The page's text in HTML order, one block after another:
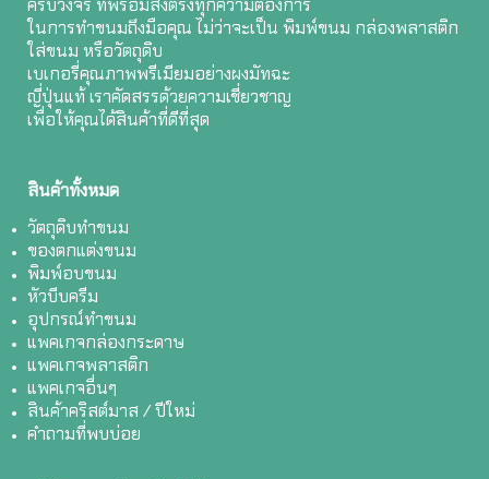
ครบวงจร ที่พร้อมส่งตรงทุกความต้องการ
ในการทำขนมถึงมือคุณ ไม่ว่าจะเป็น พิมพ์ขนม กล่องพลาสติก
ใส่ขนม หรือวัตถุดิบ
เบเกอรี่คุณภาพพรีเมียมอย่างผงมัทฉะ
ญี่ปุ่นแท้ เราคัดสรรด้วยความเชี่ยวชาญ
เพื่อให้คุณได้สินค้าที่ดีที่สุด
สินค้าทั้งหมด
วัตถุดิบทำขนม
ของตกแต่งขนม
พิมพ์อบขนม
หัวบีบครีม
อุปกรณ์ทำขนม
แพคเกจกล่องกระดาษ
แพคเกจพลาสติก
แพคเกจอื่นๆ
สินค้าคริสต์มาส / ปีใหม่
คำถามที่พบบ่อย